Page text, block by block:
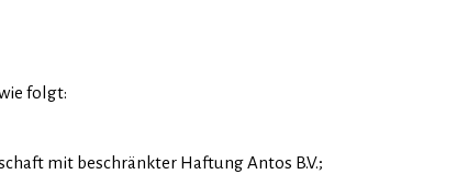
folgt:
mit beschränkter Haftung Antos B.V.;